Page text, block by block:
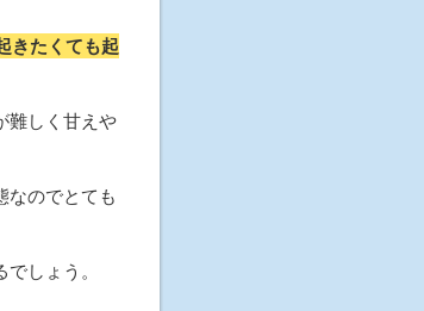
きたくても起
難しく甘えや
なのでとても
しょう。